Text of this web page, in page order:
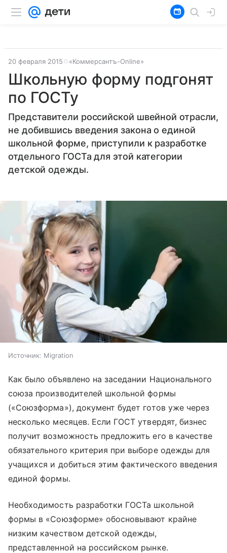
20 февраля 2015 «Коммерсантъ-Online»
Школьную форму подгонят
по ГОСТу
Представители российской швейной отрасли,
не добившись введения закона о единой
школьной форме, приступили к разработке
отдельного ГОСТа для этой категории
детской одежды.
Источник: Migration
Как было объявлено на заседании Национального
союза производителей школьной формы
(«Союзформа»), документ будет готов уже через
несколько месяцев. Если ГОСТ утвердят, бизнес
получит возможность предложить его в качестве
обязательного критерия при выборе одежды для
учащихся и добиться этим фактического введения
единой формы.
Необходимость разработки ГОСТа школьной
формы в «Союзформе» обосновывают крайне
низким качеством детской одежды,
представленной на российском рынке.